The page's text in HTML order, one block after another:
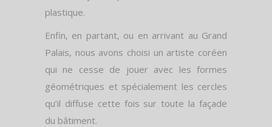
plastique.
Enfin, en partant, ou en arrivant au Grand
Palais, nous avons choisi un artiste coréen
qui ne cesse de jouer avec les formes
géométriques et spécialement les cercles
qu’il diffuse cette fois sur toute la façade
du bâtiment.